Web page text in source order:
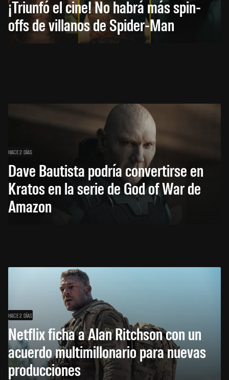
¡Triunfó el cine! No habrá más spin-
offs de villanos de Spider-Man
HACE 2 DÍAS
Dave Bautista podría convertirse en
Kratos en la serie de God of War de
Amazon
HACE 2 DÍAS
Netflix ficha a Alan Ritchson con un
acuerdo multimillonario para nuevas
producciones